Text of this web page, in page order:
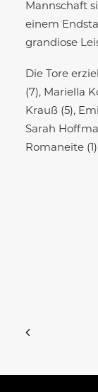
Mannschaft
einem
grandiose
Die Tore
(7), Mariella
Krauß (5),
Sarah
Romaneite